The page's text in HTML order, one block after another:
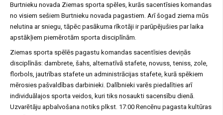
Burtnieku novada Ziemas sporta spēles, kurās sacentīsies komandas
no visiem sešiem Burtnieku novada pagastiem. Arī šogad ziema mūs
nelutina ar sniegu, tāpēc pasākuma rīkotāji ir parūpējušies par laika
apstākļiem piemērotām sporta disciplīnām.
Ziemas sporta spēlēs pagastu komandas sacentīsies deviņās
disciplīnās: dambrete, šahs, alternatīvā stafete, novuss, teniss, zole,
florbols, jautrības stafete un administrācijas stafete, kurā spēkiem
mērosies pašvaldības darbinieki. Dalībnieki varēs piedalīties arī
individuālajos sporta veidos, kuri tiks nosaukti sacensību dienā.
Uzvarētāju apbalvošana notiks plkst. 17:00 Rencēnu pagasta kultūras